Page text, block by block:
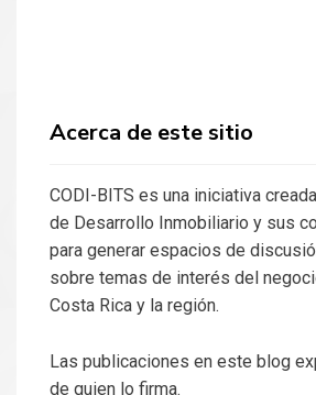
Acerca de este sitio
CODI-BITS es una iniciativa
de Desarrollo Inmobiliario y sus
para generar espacios de
sobre temas de interés del
Costa Rica y la región.
Las publicaciones en este blog
de quien lo firma.